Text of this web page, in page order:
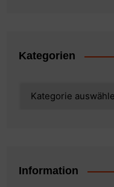
Kategorien
Information